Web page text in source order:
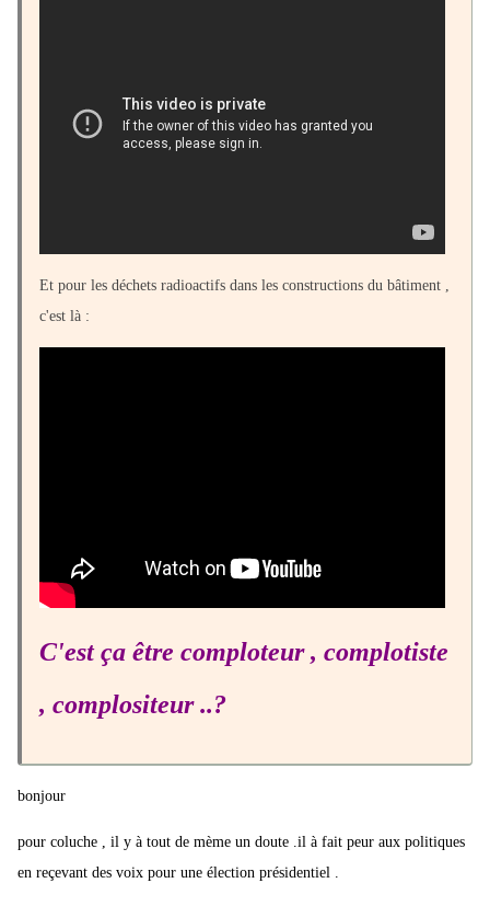
Et pour les déchets radioactifs dans les constructions du bâtiment ,
c'est là :
C'est ça être comploteur , complotiste
, complositeur ..?
bonjour
pour coluche , il y à tout de mème un doute .il à fait peur aux politiques
en reçevant des voix pour une élection présidentiel .